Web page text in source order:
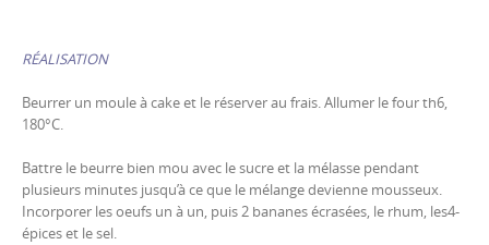
RÉALISATION
Beurrer un moule à cake et le réserver au frais. Allumer le four th6,
180°C.
Battre le beurre bien mou avec le sucre et la mélasse pendant
plusieurs minutes jusqu’à ce que le mélange devienne mousseux.
Incorporer les oeufs un à un, puis 2 bananes écrasées, le rhum, les4-
épices et le sel.